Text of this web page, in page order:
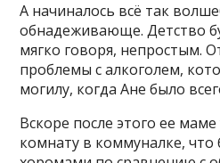
А начиналось всё так
обнадеживающе. Детство
мягко говоря, непростым.
проблемы с алкоголем,
могилу, когда Ане было
Вскоре после этого ее
комнату в коммуналке,